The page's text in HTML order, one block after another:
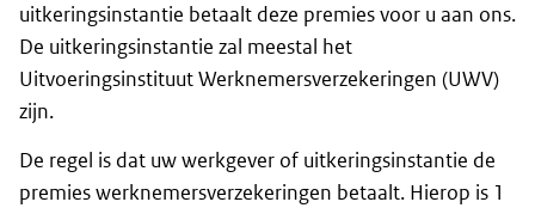
uitkeringsinstantie betaalt deze premies voor u aan ons.
De uitkeringsinstantie zal meestal het
Uitvoeringsinstituut Werknemersverzekeringen (UWV)
zijn.
De regel is dat uw werkgever of uitkeringsinstantie de
premies werknemersverzekeringen betaalt. Hierop is 1